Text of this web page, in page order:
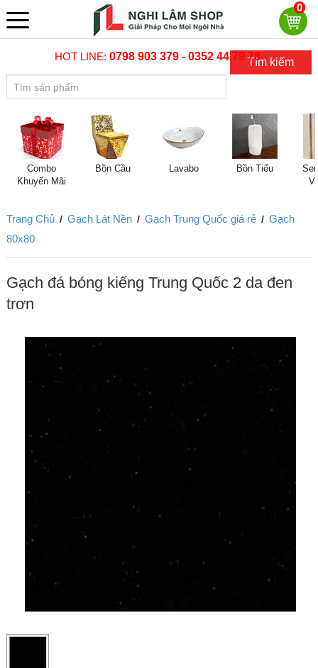
0
HOT LINE:0798 903 379 - 0352 44 79 78Tìm kiếm
Combo
Khuyến Mãi
Bồn Cầu Lavabo Bồn Tiểu
Trang Chủ / Gạch Lát Nền / Gạch Trung Quốc giá rẻ / Gạch
80x80
Gạch đá bóng kiếng Trung Quốc 2 da đen
trơn